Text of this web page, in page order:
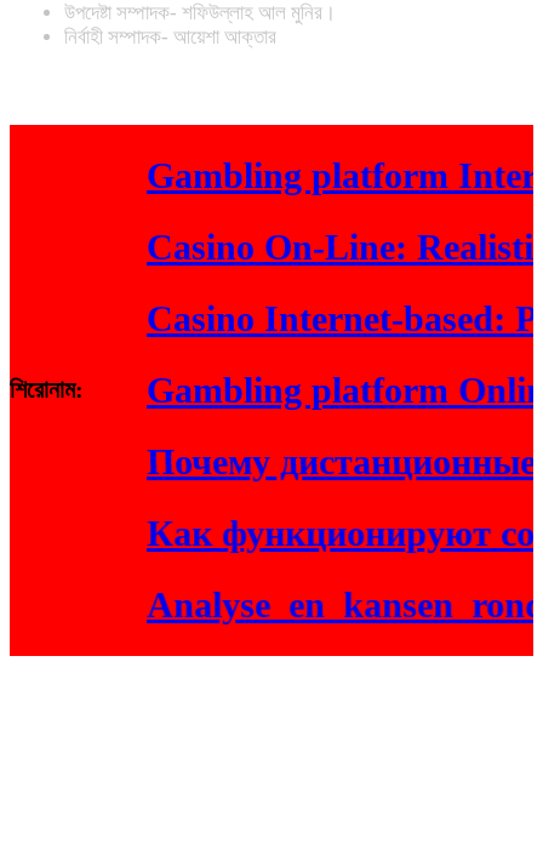
উপদেষ্টা সম্পাদক- শফিউল্লাহ আল মুনির।
নির্বাহী সম্পাদক- আয়েশা আক্তার
শিরোনাম:
Gambling platform
Casino On-Line:
Casino Internet-based:
Gambling platform
Почему дистанционные
Как функционируют